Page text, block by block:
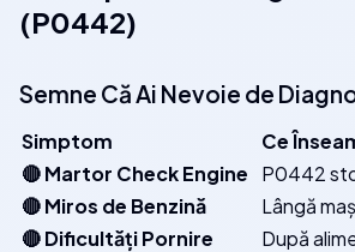
(P0442)
Semne Că Ai Nevoie de
Simptom
Ce
🔴 Martor Check Engine
P0442
🔴 Miros de Benzină
Lângă
🔴 Dificultăți Pornire
După